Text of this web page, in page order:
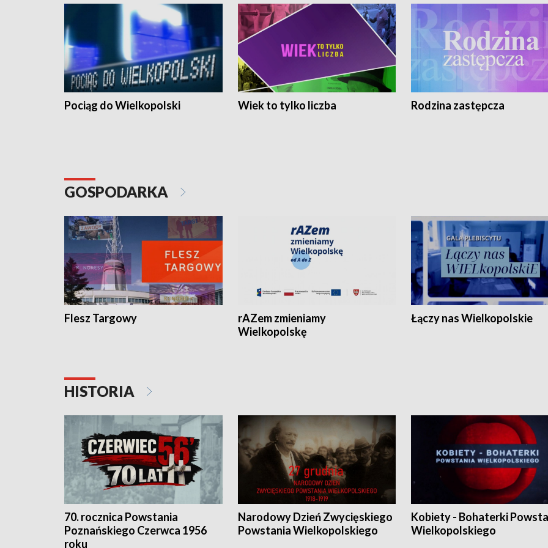
Pociąg do Wielkopolski Wiek to tylko liczba Rodzina zastępcza
GOSPODARKA
Flesz Targowy
rAZem zmieniamy
Wielkopolskę
Łączy nas Wielkopolskie
HISTORIA
70. rocznica Powstania
Poznańskiego Czerwca 1956
roku
Narodowy Dzień Zwycięskiego
Powstania Wielkopolskiego
Kobiety - Bohaterki
Wielkopolskiego